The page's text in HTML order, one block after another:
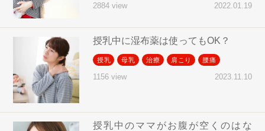
2884 view 2022.01.19
授乳中に湿布薬は使ってもOK？
授乳 母乳 治療 肩こり 腰痛
1156 view 2023.11.10
授乳中のママがお腹が空くのはな